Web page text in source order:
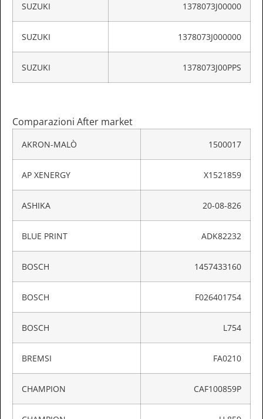
SUZUKI 1378073J00000
SUZUKI 1378073J000000
SUZUKI 1378073J00PPS
Comparazioni After market
AKRON-MALÒ 1500017
AP XENERGY X1521859
ASHIKA 20-08-826
BLUE PRINT ADK82232
BOSCH 1457433160
BOSCH F026401754
BOSCH L754
BREMSI FA0210
CHAMPION CAF100859P